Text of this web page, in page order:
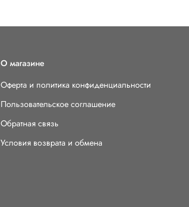
О магазине
Оферта и политика конфиденциальности
Пользовательское соглашение
Обратная связь
Условия возврата и обмена